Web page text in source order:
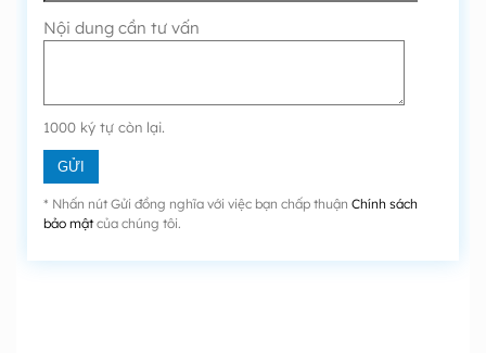
Nội dung cần tư vấn
1000 ký tự còn lại.
* Nhấn nút Gửi đồng nghĩa với việc bạn chấp thuận Chính sách
bảo mậtcủa chúng tôi.